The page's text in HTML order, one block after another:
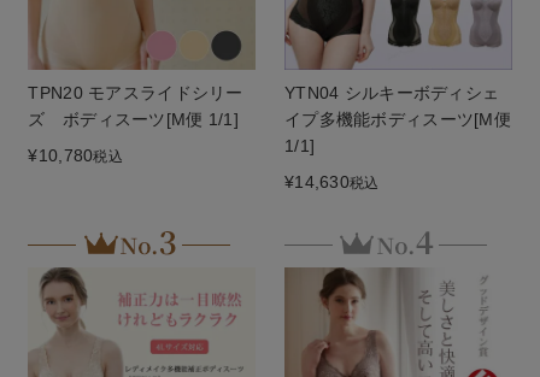
TPN20 モアスライドシリー
ズ ボディスーツ[M便 1/1]
¥10,780税込
YTN04 シルキーボディシェ
イプ多機能ボディスーツ[M便
1/1]
¥14,630税込